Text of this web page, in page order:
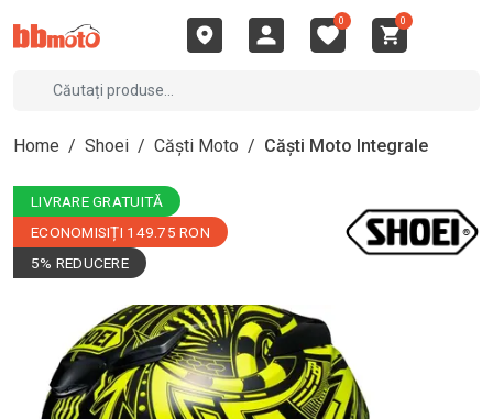
0 0
Home / Shoei / Căști Moto / Căști Moto Integrale
LIVRARE GRATUITĂ
ECONOMISIȚI 149.75 RON
5% REDUCERE